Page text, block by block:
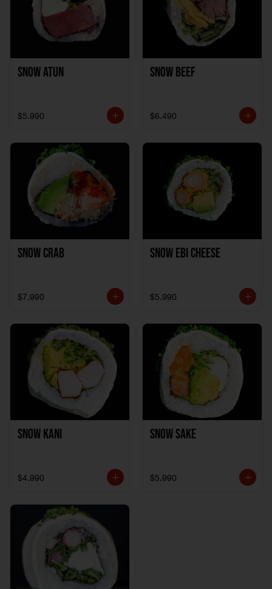
Snow Atun
$5.990
Snow Beef
$6.490
Snow Crab
$7.990
Snow Ebi Cheese
$5.990
Snow Kani
$4.990
Snow Sake
$5.990